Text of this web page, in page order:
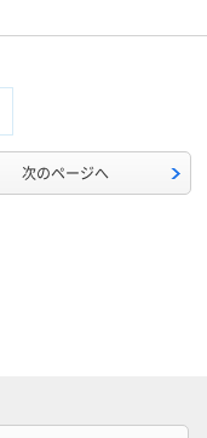
次のページへ